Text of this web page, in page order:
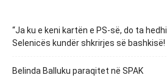
“Ja ku e keni kartën e PS-së, do ta
Selenicës kundër shkrirjes së bashkisë!
Belinda Balluku paraqitet në SPAK